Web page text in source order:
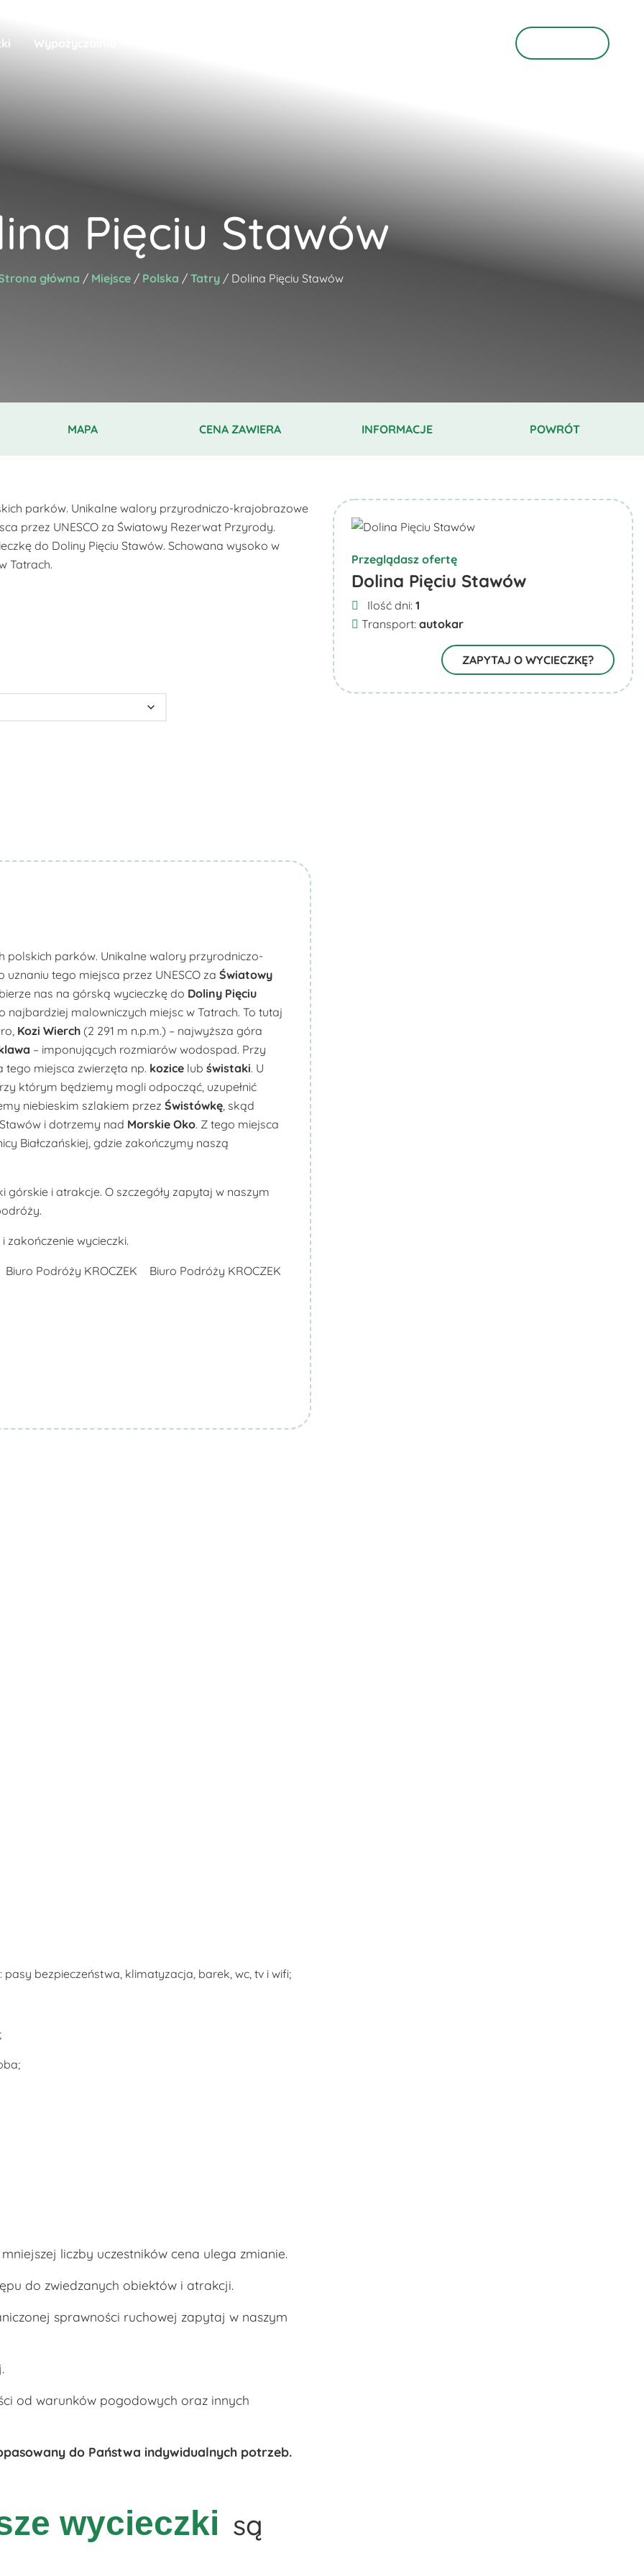
Wypożyczalnia
Pięciu Stawów
główna / Miejsce/ Polska / Tatry/ Dolina Pięciu Stawów
MAPA CENA ZAWIERA INFORMACJE POWRÓT
parków. Unikalne walory przyrodniczo-krajobrazowe
przez UNESCO za Światowy Rezerwat Przyrody.
do Doliny Pięciu Stawów. Schowana wysoko w
Tatrach.
Przeglądasz ofertę
Dolina Pięciu Stawów
Ilość dni: 1
Transport: autokar
ZAPYTAJ O WYCIECZKĘ?
polskich parków. Unikalne walory przyrodniczo-
tego miejsca przez UNESCO za Światowy
nas na górską wycieczkę do Doliny Pięciu
malowniczych miejsc w Tatrach. To tutaj
Kozi Wierch (2 291 m n.p.m.) – najwyższa góra
– imponujących rozmiarów wodospad. Przy
miejsca zwierzęta np. kozice lub świstaki. U
którym będziemy mogli odpocząć, uzupełnić
niebieskim szlakiem przez Świstówkę, skąd
i dotrzemy nad Morskie Oko. Z tego miejsca
Białczańskiej, gdzie zakończymy naszą
górskie i atrakcje. O szczegóły zapytaj w naszym
wycieczki.
Biuro Podróży KROCZEK Biuro Podróży KROCZEK
bezpieczeństwa, klimatyzacja, barek, wc, tv i wifi;
liczby uczestników cena ulega zmianie.
do zwiedzanych obiektów i atrakcji.
sprawności ruchowej zapytaj w naszym
od warunków pogodowych oraz innych
do Państwa indywidualnych potrzeb.
wycieczki są